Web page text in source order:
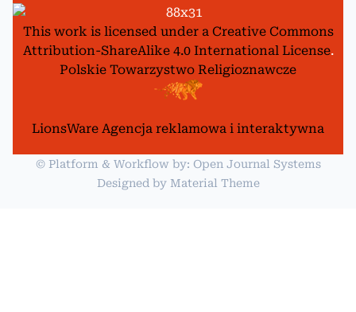
This work is licensed under a Creative Commons
Attribution-ShareAlike 4.0 International License.
Polskie Towarzystwo Religioznawcze
LionsWare Agencja reklamowa i interaktywna
© Platform & Workflow by: Open Journal Systems
Designed by Material Theme